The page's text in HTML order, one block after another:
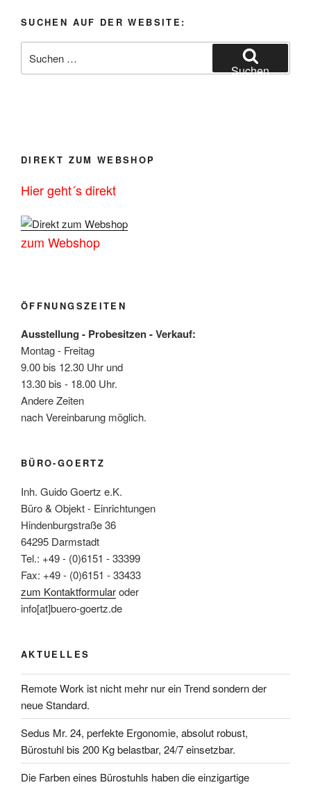
SUCHEN AUF DER WEBSITE:
nach:
Suchen
DIREKT ZUM WEBSHOP
Hier geht´s direkt
zum Webshop
ÖFFNUNGSZEITEN
Ausstellung - Probesitzen - Verkauf:
Montag - Freitag
9.00 bis 12.30 Uhr und
13.30 bis - 18.00 Uhr.
Andere Zeiten
nach Vereinbarung möglich.
BÜRO-GOERTZ
Inh. Guido Goertz e.K.
Büro & Objekt - Einrichtungen
Hindenburgstraße 36
64295 Darmstadt
Tel.: +49 - (0)6151 - 33399
Fax: +49 - (0)6151 - 33433
zum Kontaktformularoder
info[at]buero-goertz.de
AKTUELLES
Remote Work ist nicht mehr nur ein Trend sondern der
neue Standard.
Sedus Mr. 24, perfekte Ergonomie, absolut robust,
Bürostuhl bis 200 Kg belastbar, 24/7 einsetzbar.
Die Farben eines Bürostuhls haben die einzigartige